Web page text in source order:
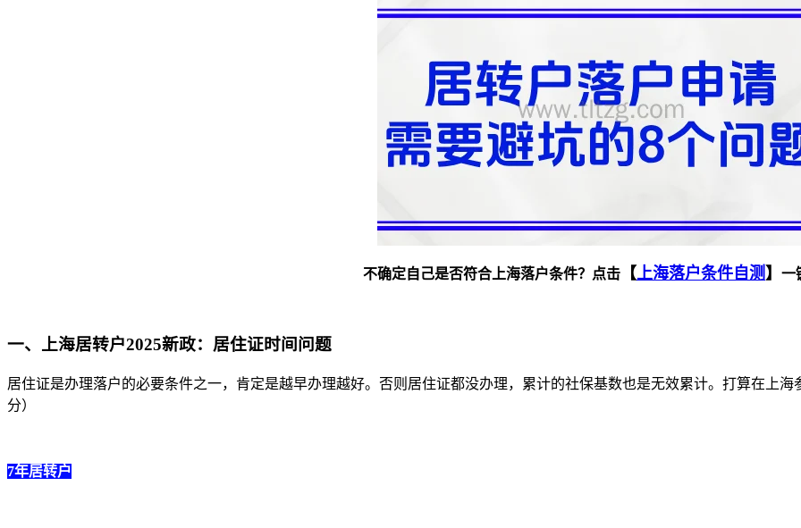
不确定自己是否符合上海落户条件？点击 【上海落户条件自测 】 一
一、上海居转户2025新政：居住证时间问题
居住证是办理落户的必要条件之一，肯定是越早办理越好。否则居住证都没办理，累计的社保基数也是无效累计。打算在上
分）
7年居转户